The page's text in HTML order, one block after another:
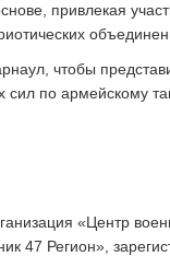
привлекая
чтобы
по армейскому
«Центр
47 Регион»,